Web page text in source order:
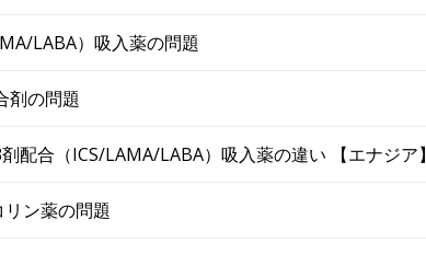
LABA）吸入薬の問題
剤の問題
剤配合（ICS/LAMA/LABA）吸入薬の違い 【エナジア】
ン薬の問題